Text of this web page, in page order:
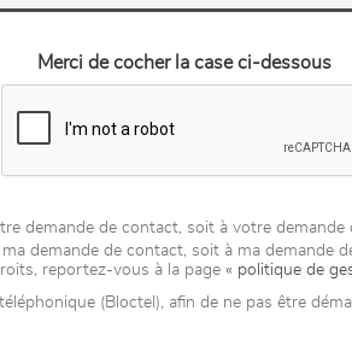
Merci de cocher la case ci-dessous
demande de contact, soit à votre
demande de contact, soit à ma
reportez-vous à la page « politique de
(Bloctel), afin de ne pas être